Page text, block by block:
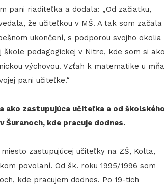
pani riaditeľka a dodala: „Od začiatku,
že učiteľkou v MŠ. A tak som začala
ukončení, s podporou svojho okolia
pedagogickej v Nitre, kde som si ako
výchovou. Vzťah k matematike u mňa
pani učiteľke.“
ako zastupujúca učiteľka a od školského
Šuranoch, kde pracuje dodnes.
zastupujúcej učiteľky na ZŠ, Kolta,
povolaní. Od šk. roku 1995/1996 som
kde pracujem dodnes. Po 19-tich